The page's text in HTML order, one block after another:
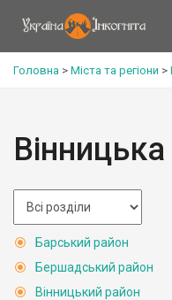
Головна > Міста та регіони >
Барський район
Бершадський район
Вінницький район